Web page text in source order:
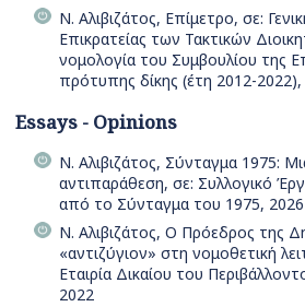
Ν. Αλιβιζάτος, Επίμετρο, σε:
Επικρατείας των Τακτικών
νομολογία του Συμβουλίου της
πρότυπης δίκης (έτη 2012-
Essays - Opinions
Ν. Αλιβιζάτος, Σύνταγμα 1975:
αντιπαράθεση, σε: Συλλογικό
από το Σύνταγμα του 1975, 2026
Ν. Αλιβιζάτος, Ο Πρόεδρος της
«αντιζύγιον» στη νομοθετική
Εταιρία Δικαίου του
2022